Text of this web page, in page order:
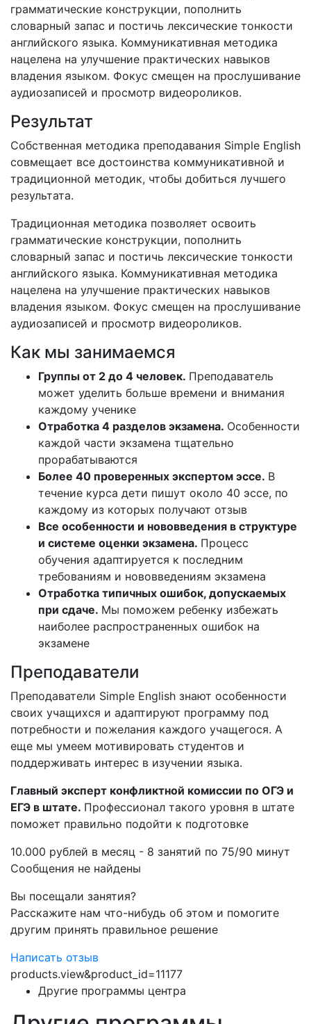
грамматические конструкции, пополнить
словарный запас и постичь лексические тонкости
английского языка. Коммуникативная методика
нацелена на улучшение практических навыков
владения языком. Фокус смещен на прослушивание
аудиозаписей и просмотр видеороликов.
Результат
Собственная методика преподавания Simple English
совмещает все достоинства коммуникативной и
традиционной методик, чтобы добиться лучшего
результата.
Традиционная методика позволяет освоить
грамматические конструкции, пополнить
словарный запас и постичь лексические тонкости
английского языка. Коммуникативная методика
нацелена на улучшение практических навыков
владения языком. Фокус смещен на прослушивание
аудиозаписей и просмотр видеороликов.
Как мы занимаемся
Группы от 2 до 4 человек. Преподаватель
может уделить больше времени и внимания
каждому ученикe
Отработка 4 разделов экзамена. Особенности
каждой части экзамена тщательно
прорабатываются
Более 40 проверенных экспертом эссе. В
течение курса дети пишут около 40 эссе, по
каждому из которых получают отзыв
Все особенности и нововведения в структуре
и системе оценки экзамена. Процесс
обучения адаптируется к последним
требованиям и нововведениям экзамена
Отработка типичных ошибок, допускаемых
при сдаче. Мы поможем ребенку избежать
наиболее распространенных ошибок на
экзамене
Преподаватели
Преподаватели Simple English знают особенности
своих учащихся и адаптируют программу под
потребности и пожелания каждого учащегося. А
еще мы умеем мотивировать студентов и
поддерживать интерес в изучении языка.
Главный эксперт конфликтной комиссии по ОГЭ и
ЕГЭ в штате. Профессионал такого уровня в штате
поможет правильно подойти к подготовке
10.000 рублей в месяц - 8 занятий по 75/90 минут
Сообщения не найдены
Вы посещали занятия?
Расскажите нам что-нибудь об этом и помогите
другим принять правильное решение
Написать отзыв
products.view&product_id=11177
Другие программы центра